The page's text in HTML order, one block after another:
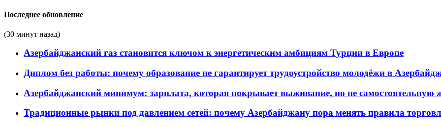
Последнее обновление
(30 минут назад)
Азербайджанский газ становится ключом к энергетическим амбициям Турции в Европе
Диплом без работы: почему образование не гарантирует трудоустройство молодёжи в
Азербайджанский минимум: зарплата, которая покрывает выживание, но не самостоятельную
Традиционные рынки под давлением сетей: почему Азербайджану пора менять правила